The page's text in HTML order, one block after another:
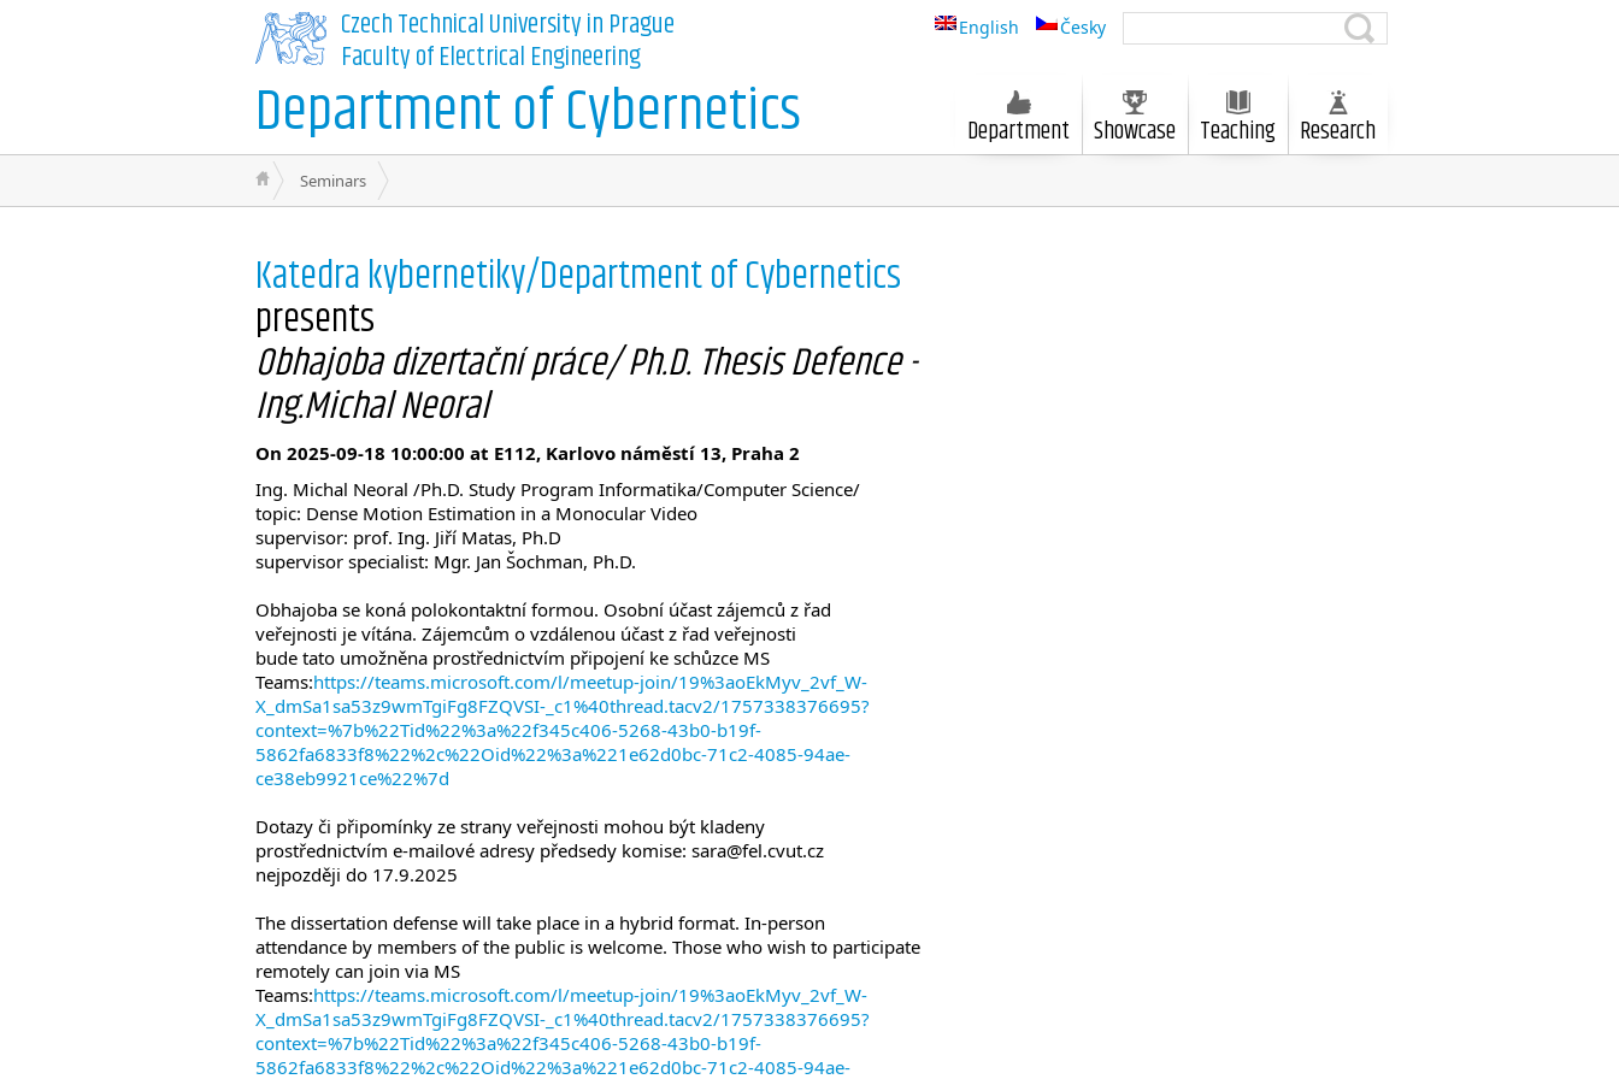
English Česky
Czech Technical University in Prague
Faculty of Electrical Engineering
Department of Cybernetics Department Showcase Teaching Research
Seminars
Katedra kybernetiky/Department of Cybernetics
presents
Obhajoba dizertační práce/ Ph.D. Thesis Defence -
Ing.Michal Neoral
On 2025-09-18 10:00:00 at E112, Karlovo náměstí 13, Praha 2
Ing. Michal Neoral /Ph.D. Study Program Informatika/Computer Science/
topic: Dense Motion Estimation in a Monocular Video
supervisor: prof. Ing. Jiří Matas, Ph.D
supervisor specialist: Mgr. Jan Šochman, Ph.D.
Obhajoba se koná polokontaktní formou. Osobní účast zájemců z řad
veřejnosti je vítána. Zájemcům o vzdálenou účast z řad veřejnosti
bude tato umožněna prostřednictvím připojení ke schůzce MS
Teams:https://teams.microsoft.com/l/meetup-join/19%3aoEkMyv_2vf_W-
X_dmSa1sa53z9wmTgiFg8FZQVSI-_c1%40thread.tacv2/1757338376695?
context=%7b%22Tid%22%3a%22f345c406-5268-43b0-b19f-
5862fa6833f8%22%2c%22Oid%22%3a%221e62d0bc-71c2-4085-94ae-
ce38eb9921ce%22%7d
Dotazy či připomínky ze strany veřejnosti mohou být kladeny
prostřednictvím e-mailové adresy předsedy komise: sara@fel.cvut.cz
nejpozději do 17.9.2025
The dissertation defense will take place in a hybrid format. In-person
attendance by members of the public is welcome. Those who wish to participate
remotely can join via MS
Teams:https://teams.microsoft.com/l/meetup-join/19%3aoEkMyv_2vf_W-
X_dmSa1sa53z9wmTgiFg8FZQVSI-_c1%40thread.tacv2/1757338376695?
context=%7b%22Tid%22%3a%22f345c406-5268-43b0-b19f-
5862fa6833f8%22%2c%22Oid%22%3a%221e62d0bc-71c2-4085-94ae-